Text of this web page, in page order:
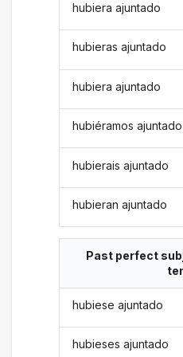
hubiera ajuntado
hubieras ajuntado
hubiera ajuntado
hubiéramos ajuntado
hubierais ajuntado
hubieran ajuntado
Past perfect
hubiese ajuntado
hubieses ajuntado